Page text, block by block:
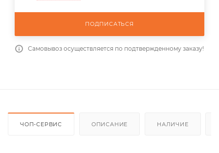
ПОДПИСАТЬСЯ
Самовывоз осуществляется по подтвержденному заказу!
ЧОП-СЕРВИС ОПИСАНИЕ НАЛИЧИЕ